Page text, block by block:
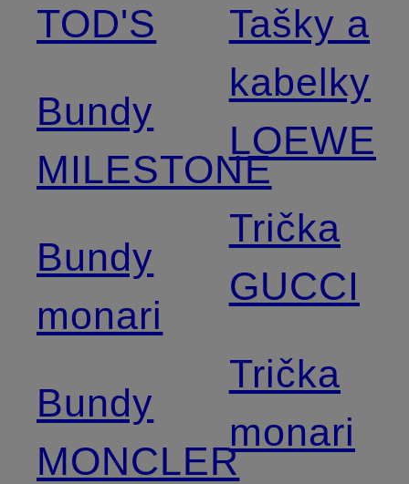
TOD'S
Bundy
MILESTONE
Bundy
monari
Bundy
MONCLER
Tašky a
kabelky
LOEWE
Trička
GUCCI
Trička
monari